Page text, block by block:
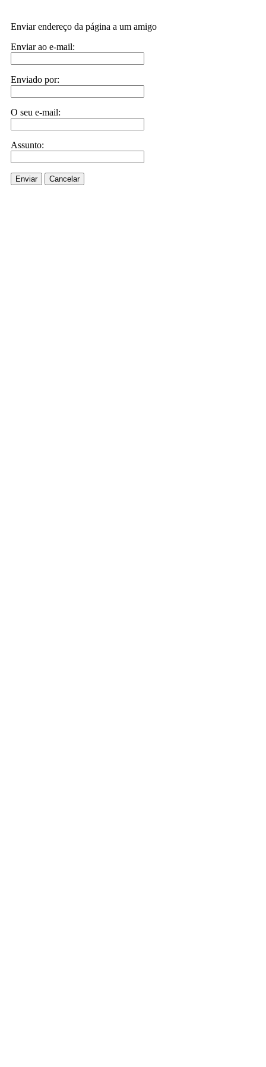
Enviar endereço da página a um amigo
Enviar ao e-mail:
Enviado por:
O seu e-mail:
Assunto:
Enviar Cancelar